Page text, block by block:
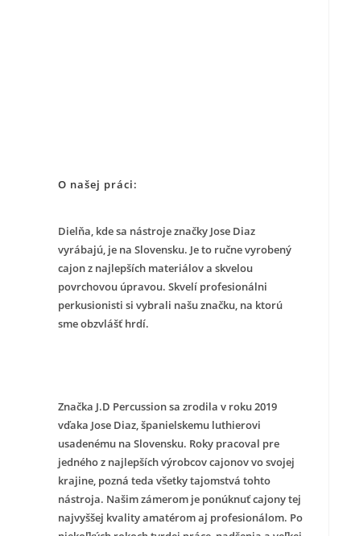
O našej práci:
Dielňa, kde sa nástroje značky Jose Diaz
vyrábajú, je na Slovensku. Je to ručne vyrobený
cajon z najlepších materiálov a skvelou
povrchovou úpravou. Skvelí profesionálni
perkusionisti si vybrali našu značku, na ktorú
sme obzvlášť hrdí.
Značka J.D Percussion sa zrodila v roku 2019
vďaka Jose Diaz, španielskemu luthierovi
usadenému na Slovensku. Roky pracoval pre
jedného z najlepších výrobcov cajonov vo svojej
krajine, pozná teda všetky tajomstvá tohto
nástroja. Našim zámerom je ponúknuť cajony tej
najvyššej kvality amatérom aj profesionálom. Po